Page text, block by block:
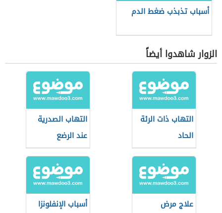
أسباب تذبذب ضغط الدم
الزوار شاهدوا أيضاً
التهاب ذات الرئة
الحاد
التهاب الصدرية
عند الرضع
علاج مرض
أسباب الإنفلونزا